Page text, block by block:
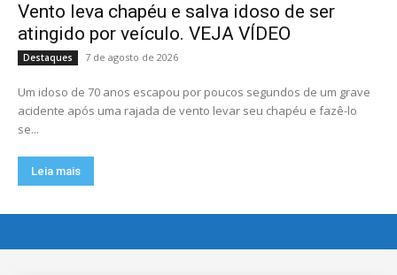
Vento leva chapéu e salva idoso de ser
atingido por veículo. VEJA VÍDEO
Destaques 7 de agosto de 2026
Um idoso de 70 anos escapou por poucos segundos de um grave
acidente após uma rajada de vento levar seu chapéu e fazê-lo
se...
Leia mais